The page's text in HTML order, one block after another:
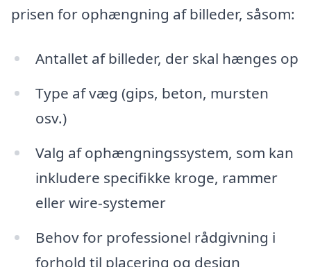
prisen for ophængning af billeder, såsom:
Antallet af billeder, der skal hænges op
Type af væg (gips, beton, mursten
osv.)
Valg af ophængningssystem, som kan
inkludere specifikke kroge, rammer
eller wire-systemer
Behov for professionel rådgivning i
forhold til placering og design